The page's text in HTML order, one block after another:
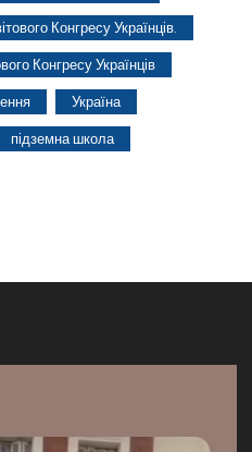
Конгресу Українців.
Конгресу Українців
Україна
підземна школа